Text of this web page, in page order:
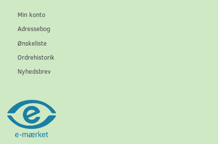
Min konto
Adressebog
Ønskeliste
Ordrehistorik
Nyhedsbrev